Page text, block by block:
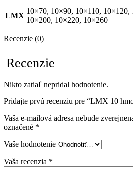
LMX
10×70, 10×90, 10×110, 10×120,
10×200, 10×220, 10×260
Recenzie (0)
Recenzie
Nikto zatiaľ nepridal hodnotenie.
Pridajte prvú recenziu pre “LMX 10
Vaša e-mailová adresa nebude
označené *
Vaše hodnotenie
Vaša recenzia *